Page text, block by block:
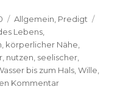
Kategorien
Allgemein, Predigt
Lebens,
, körperlicher Nähe,
, nutzen, seelischer,
bis zum Hals,Wille,
Kommentarzu